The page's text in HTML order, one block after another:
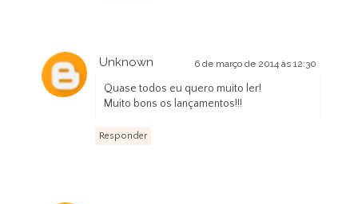
Unknown 6 de março de 2014 às 12:30
Quase todos eu quero muito ler!
Muito bons os lançamentos!!!
Responder